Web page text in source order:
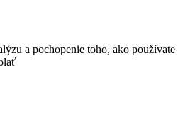
a pochopenie toho, ako používate